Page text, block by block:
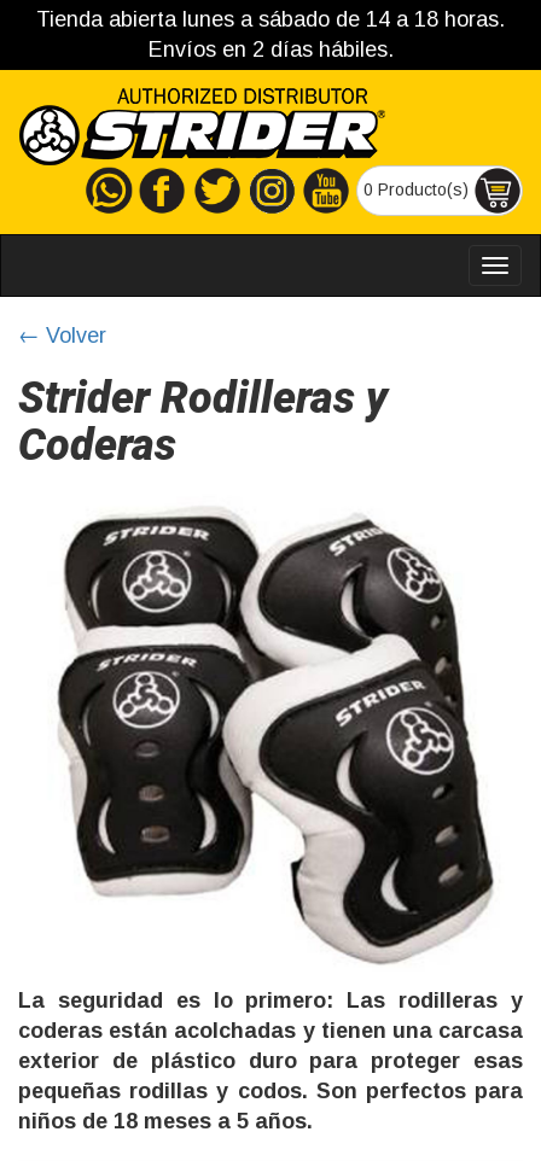
Tienda abierta lunes a sábado de 14 a 18 horas.
Envíos en 2 días hábiles.
0 Producto(s)
← Volver
Strider Rodilleras y
Coderas
La seguridad es lo primero: Las rodilleras y
coderas están acolchadas y tienen una carcasa
exterior de plástico duro para proteger esas
pequeñas rodillas y codos. Son perfectos para
niños de 18 meses a 5 años.